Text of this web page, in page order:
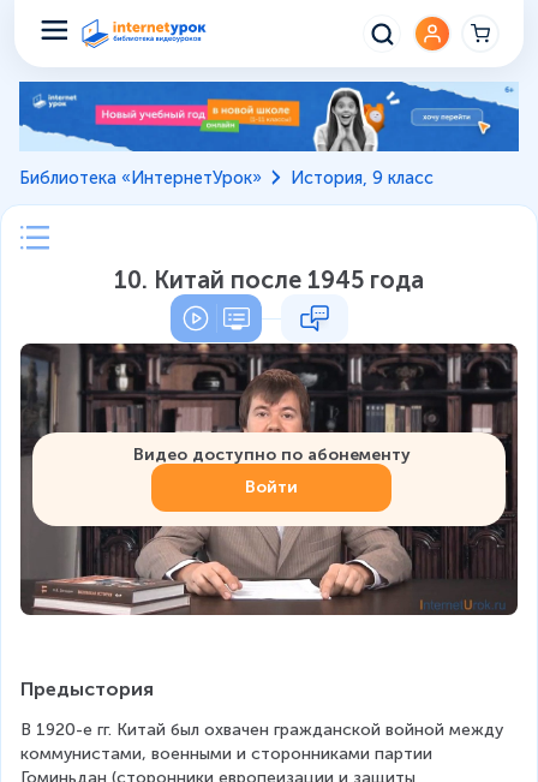
Библиотека «ИнтернетУрок» История, 9 класс
10. Китай после 1945 года
Видео доступно по абонементу
Войти
Предыстория
В 1920-е гг. Китай был охвачен гражданской войной между
коммунистами, военными и сторонниками партии
Гоминьдан (сторонники европеизации и защиты